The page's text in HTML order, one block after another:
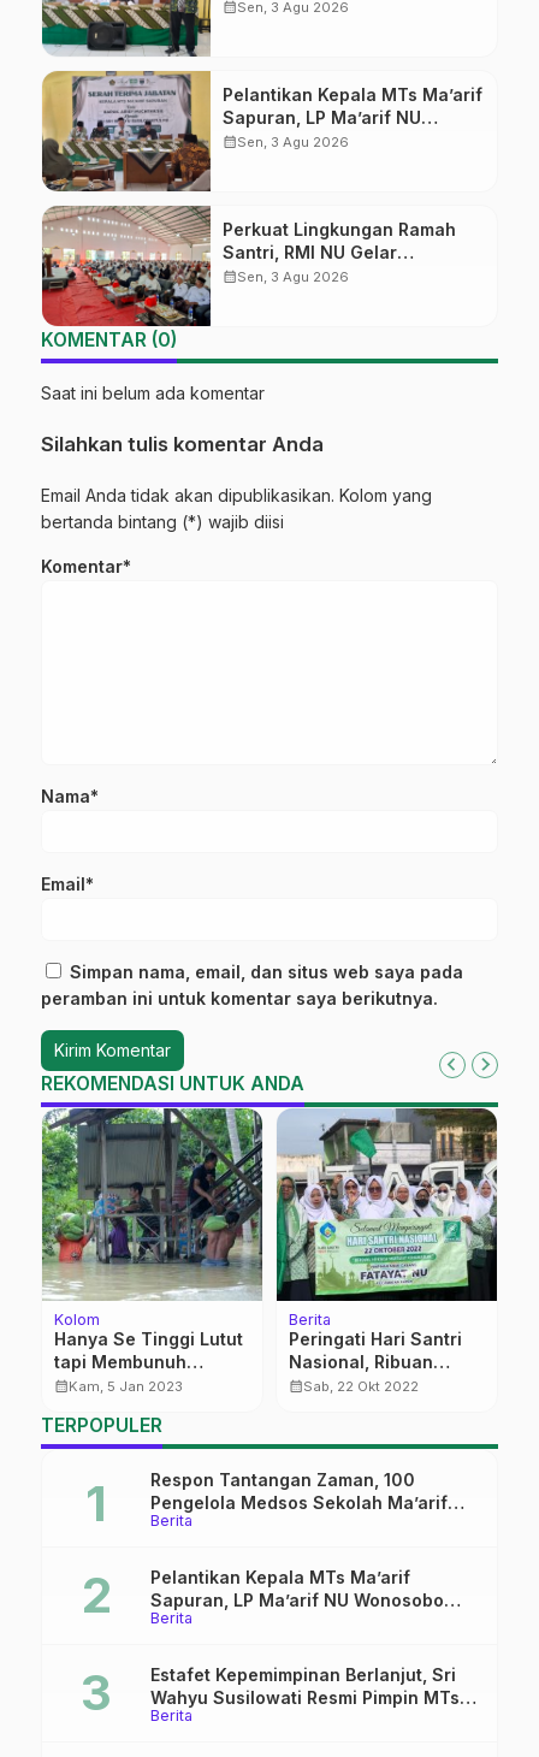
Susilowati Resmi Pimpin MTs
calendar_monthSen, 3 Agu 2026
Pelantikan Kepala MTs Ma’arif
Sapuran, LP Ma’arif NU
Wonosobo Tekankan Lima
calendar_monthSen, 3 Agu 2026
Perkuat Lingkungan Ramah
Santri, RMI NU Gelar
‘Sambang Pesantren’ di Pati
calendar_monthSen, 3 Agu 2026
KOMENTAR (0)
Saat ini belum ada komentar
Silahkan tulis komentar Anda
Email Anda tidak akan dipublikasikan. Kolom yang
bertanda bintang (*) wajib diisi
Komentar*
Nama*
Email*
Simpan nama, email, dan situs web saya pada
peramban ini untuk komentar saya berikutnya.
REKOMENDASI UNTUK ANDA
Kolom
Hanya Se Tinggi Lutut
tapi Membunuh
Harapan
calendar_monthKam, 5 Jan 2023
Berita
Peringati Hari Santri
Nasional, Ribuan
Santri di Kayen Gelar
calendar_monthSab, 22 Okt 2022
TERPOPULER
Berita
Respon Tantangan Zaman, 100
Pengelola Medsos Sekolah Ma’arif
Pekalongan Ikuti Pelatihan Literasi
Berita
Pelantikan Kepala MTs Ma’arif
Sapuran, LP Ma’arif NU Wonosobo
Tekankan Lima Amanah
Berita
Estafet Kepemimpinan Berlanjut, Sri
Wahyu Susilowati Resmi Pimpin MTs
Ma’arif Sapuran